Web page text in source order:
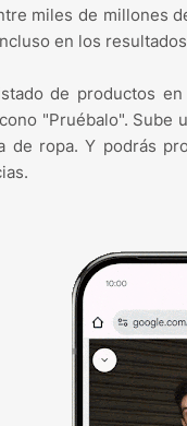
miles de millones
en los
de productos
"Pruébalo".
de ropa. Y podrás